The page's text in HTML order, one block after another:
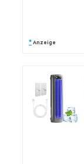
* Anzeige